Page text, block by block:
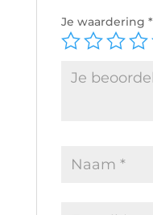
Je waardering *